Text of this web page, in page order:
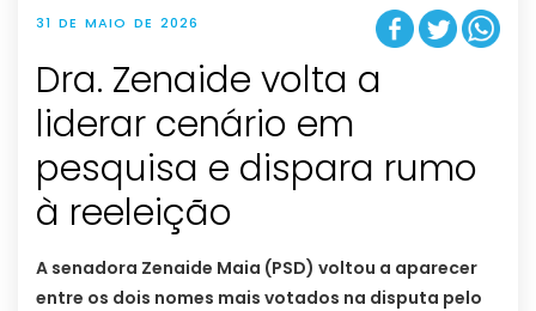
31 DE MAIO DE 2026
Dra. Zenaide volta a
liderar cenário em
pesquisa e dispara rumo
à reeleição
A senadora Zenaide Maia (PSD) voltou a aparecer
entre os dois nomes mais votados na disputa pelo